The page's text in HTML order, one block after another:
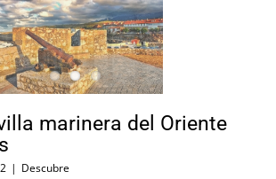
marinera del Oriente
| Descubre